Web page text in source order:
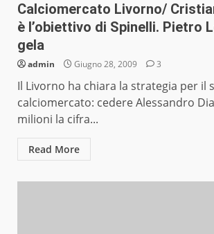
Calciomercato Livorno/
è l’obiettivo di Spinelli. Pietro
gela
admin Giugno 28, 2009 3
Il Livorno ha chiara la strategia per il
calciomercato: cedere Alessandro
milioni la cifra...
Read More